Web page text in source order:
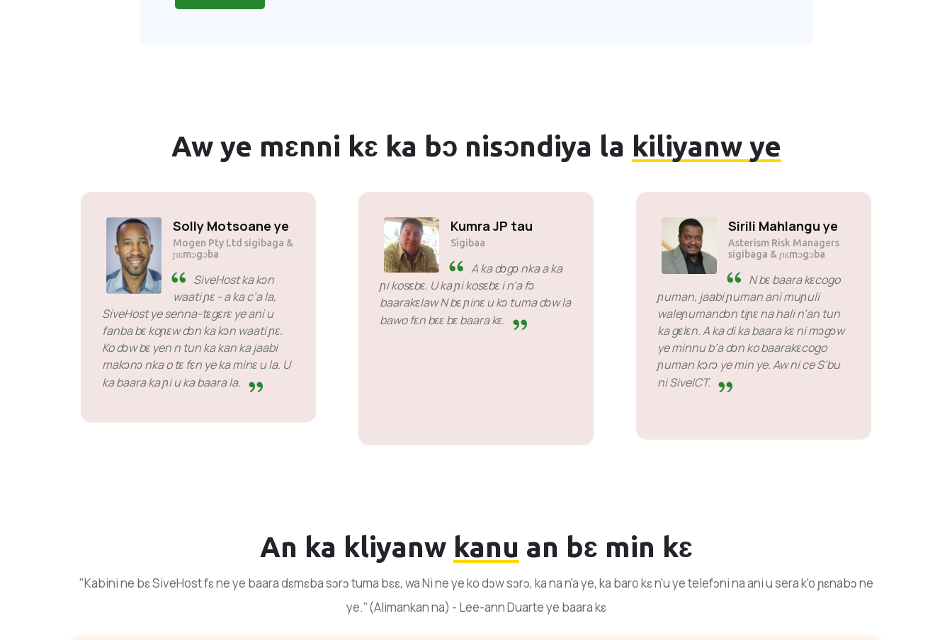
Aw ye mɛnni kɛ ka bɔ nisɔndiya la kiliyanw ye
Solly Motsoane ye
Mogen Pty Ltd sigibaga &
ɲɛmɔgɔba
SiveHost ka kɔn
waati ɲɛ - a ka c’a la,
SiveHost ye senna-tɛgɛrɛ ye ani u
fanba bɛ koɲɛw dɔn ka kɔn waati ɲɛ.
Ko dɔw bɛ yen n tun ka kan ka jaabi
makɔnɔ nka o tɛ fɛn ye ka minɛ u la. U
ka baara ka ɲi u ka baara la.
Kumra JP tau
Sìgibaa
A ka dɔgɔ nka a ka
ɲi kosɛbɛ. U ka ɲi kosɛbɛ i n’a fɔ
baarakɛlaw N bɛ ɲinɛ u kɔ tuma dɔw la
bawo fɛn bɛɛ bɛ baara kɛ.
Sirili Mahlangu ye
Asterism Risk Managers
sigibaga & ɲɛmɔgɔba
N bɛ baara kɛcogo
ɲuman, jaabi ɲuman ani muɲuli
waleɲumandɔn tiɲɛ na hali n’an tun
ka gɛlɛn. A ka di ka baara kɛ ni mɔgɔw
ye minnu b’a dɔn ko baarakɛcogo
ɲuman kɔrɔ ye min ye. Aw ni ce S’bu
ni SiveICT.
An ka kliyanw kanu an bɛ min kɛ
"Kabini ne bɛ SiveHost fɛ ne ye baara dɛmɛba sɔrɔ tuma bɛɛ, wa Ni ne ye ko dɔw sɔrɔ, ka na n'a ye, ka baro kɛ n'u ye telefɔni na ani u sera k'o ɲɛnabɔ ne
ye."(Alimankan na) - Lee-ann Duarte ye baara kɛ